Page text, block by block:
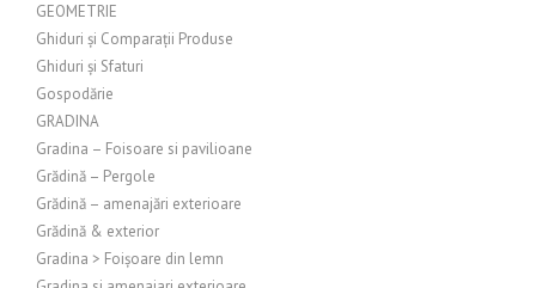
GEOMETRIE
Ghiduri și Comparații Produse
Ghiduri și Sfaturi
Gospodărie
GRADINA
Gradina – Foisoare si pavilioane
Grădină – Pergole
Grădină – amenajări exterioare
Grădină & exterior
Gradina > Foișoare din lemn